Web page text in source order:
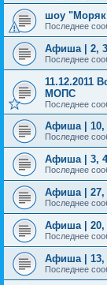
шоу
Последнее
Афиша | 2,
Последнее
11.12.2011
МОПС
Последнее
Афиша | 10,
Последнее
Афиша | 3,
Последнее
Афиша | 27,
Последнее
Афиша | 20,
Последнее
Афиша | 13,
Последнее